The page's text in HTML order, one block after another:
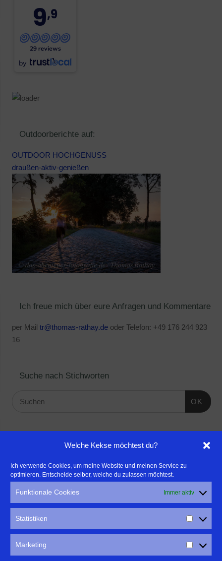
Welche Kekse möchtest du?
Ich verwende Cookies, um meine Website und meinen Service zu
optimieren. Entscheide selber, welche du zulassen möchtest.
Funktionale Cookies Immer aktiv
Statistiken
Marketing
9,9
29 reviews
by
Outdoorberichte auf:
OUTDOOR HOCHGENUSS
draußen-aktiv-genießen
Ich freue mich über eure Anfragen und Kommentare
per Mail tr@thomas-rathay.deoder Telefon: +49 176 244 923
16
Suche nach Stichworten
OK
- Für professionelle Fotografen, die ihre Stärken mehr in den
Fokus rücken wollen, empfehle ich eine Beratung durch Frau
Dr. Martina Mettner